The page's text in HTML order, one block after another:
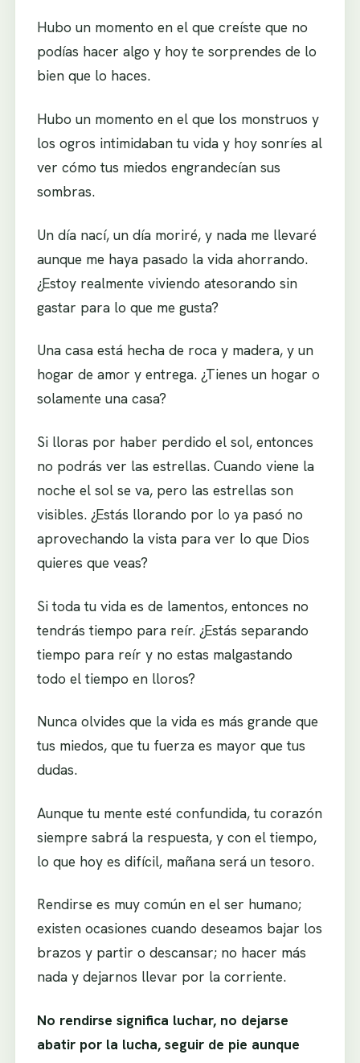
Hubo un momento en el que creíste que no
podías hacer algo y hoy te sorprendes de lo
bien que lo haces.
Hubo un momento en el que los monstruos y
los ogros intimidaban tu vida y hoy sonríes al
ver cómo tus miedos engrandecían sus
sombras.
Un día nací, un día moriré, y nada me llevaré
aunque me haya pasado la vida ahorrando.
¿Estoy realmente viviendo atesorando sin
gastar para lo que me gusta?
Una casa está hecha de roca y madera, y un
hogar de amor y entrega. ¿Tienes un hogar o
solamente una casa?
Si lloras por haber perdido el sol, entonces
no podrás ver las estrellas. Cuando viene la
noche el sol se va, pero las estrellas son
visibles. ¿Estás llorando por lo ya pasó no
aprovechando la vista para ver lo que Dios
quieres que veas?
Si toda tu vida es de lamentos, entonces no
tendrás tiempo para reír. ¿Estás separando
tiempo para reír y no estas malgastando
todo el tiempo en lloros?
Nunca olvides que la vida es más grande que
tus miedos, que tu fuerza es mayor que tus
dudas.
Aunque tu mente esté confundida, tu corazón
siempre sabrá la respuesta, y con el tiempo,
lo que hoy es difícil, mañana será un tesoro.
Rendirse es muy común en el ser humano;
existen ocasiones cuando deseamos bajar los
brazos y partir o descansar; no hacer más
nada y dejarnos llevar por la corriente.
No rendirse significa luchar, no dejarse
abatir por la lucha, seguir de pie aunque